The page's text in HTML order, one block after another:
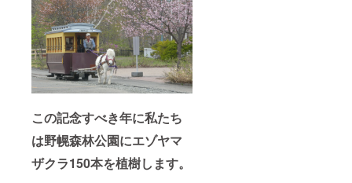
この記念すべき年に私たち
は野幌森林公園にエゾヤマ
ザクラ150本を植樹します。